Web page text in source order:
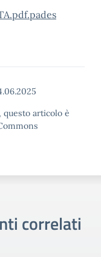
questo articolo è
correlati